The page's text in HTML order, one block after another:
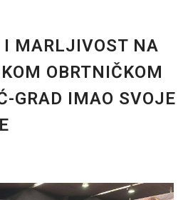
MARLJIVOST NA
OBRTNIČKOM
GRAD IMAO SVOJE